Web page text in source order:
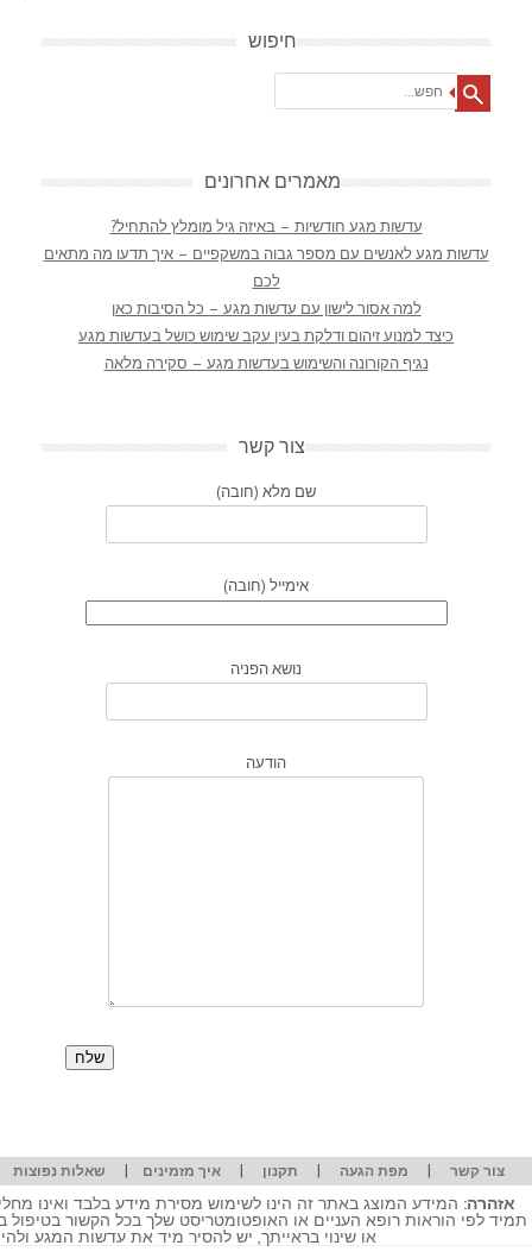
חיפוש
מאמרים אחרונים
עדשות מגע חודשיות – באיזה גיל מומלץ להתחיל?
עדשות מגע לאנשים עם מספר גבוה במשקפיים – איך תדעו מה מתאים
לכם
למה אסור לישון עם עדשות מגע – כל הסיבות כאן
כיצד למנוע זיהום ודלקת בעין עקב שימוש כושל בעדשות מגע
נגיף הקורונה והשימוש בעדשות מגע – סקירה מלאה
צור קשר
שם מלא (חובה)
אימייל (חובה)
נושא הפניה
הודעה
צור קשר | מפת הגעה | תקנון |איך מזמינים | שאלות נפוצות
אזהרה: המידע המוצג באתר זה הינו לשימוש מסירת מידע בלבד ואינו
תמיד לפי הוראות רופא העניים או האופטומטריסט שלך בכל הקשור
או שינוי בראייתך, יש להסיר מיד את עדשות המגע